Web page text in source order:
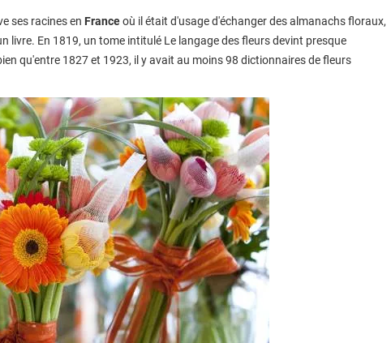
ses racines en Franceoù il était d'usage d'échanger des almanachs floraux,
livre. En 1819, un tome intitulé Le langage des fleurs devint presque
qu'entre 1827 et 1923, il y avait au moins 98 dictionnaires de fleurs